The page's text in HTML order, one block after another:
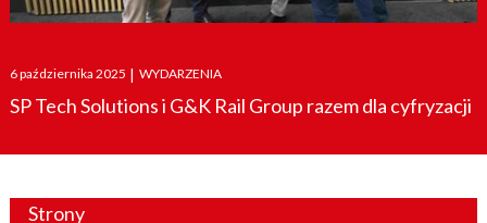
Posted
on
6 października 2025 | WYDARZENIA
SP Tech Solutions i G&K Rail Group razem dla cyfryzacji
Strony